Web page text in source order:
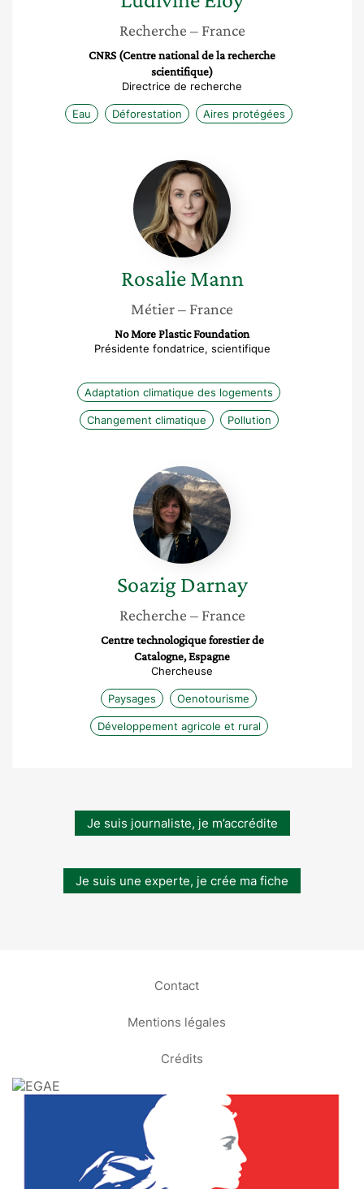
Recherche – France
CNRS (Centre national de la recherche
scientifique)
Directrice de recherche
Eau Déforestation Aires protégées
Rosalie
Mann
Rosalie Mann
Métier– France
No More Plastic Foundation
Présidente fondatrice, scientifique
Adaptation climatique des logements
Changement climatique Pollution
Soazig
Darnay
Soazig Darnay
Recherche – France
Centre technologique forestier de
Catalogne, Espagne
Chercheuse
Paysages Oenotourisme
Développement agricole et rural
Je suis journaliste, je m’accrédite
Je suis une experte, je crée ma fiche
Contact
Mentions légales
Crédits